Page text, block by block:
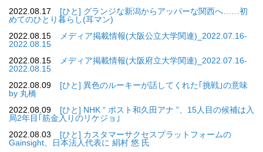
2022.08.17
[ひと] グランジな新潟からアッパーな関西へ……初
めてのひとり暮らし(耳マン)
2022.08.15
メディア掲載情報(大阪公立大学関連)_2022.07.16-
2022.08.15
2022.08.15
メディア掲載情報(大阪府立大学関連)_2022.07.16-
2022.08.15
2022.08.09
[ひと] 異色のルーキーが話してくれた｢挑戦｣の意味
by 丸橋
2022.08.09
[ひと] NHK “ ポスト和久田アナ ”、15人目の候補は入
局2年目｢筋金入りのリケジョ｣
2022.08.03
[ひと] カスタマーサクセスプラットフォームの
Gainsight、日本法人代表に 絹村 悠 氏